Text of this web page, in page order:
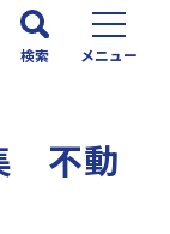
検索 メニュー
不動